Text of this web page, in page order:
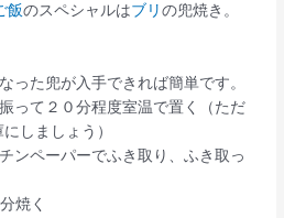
飯のスペシャルはブリの兜焼き。
った兜が入手できれば簡単です。
って２０分程度室温で置く（ただ
しましょう）
ンペーパーでふき取り、ふき取っ
焼く